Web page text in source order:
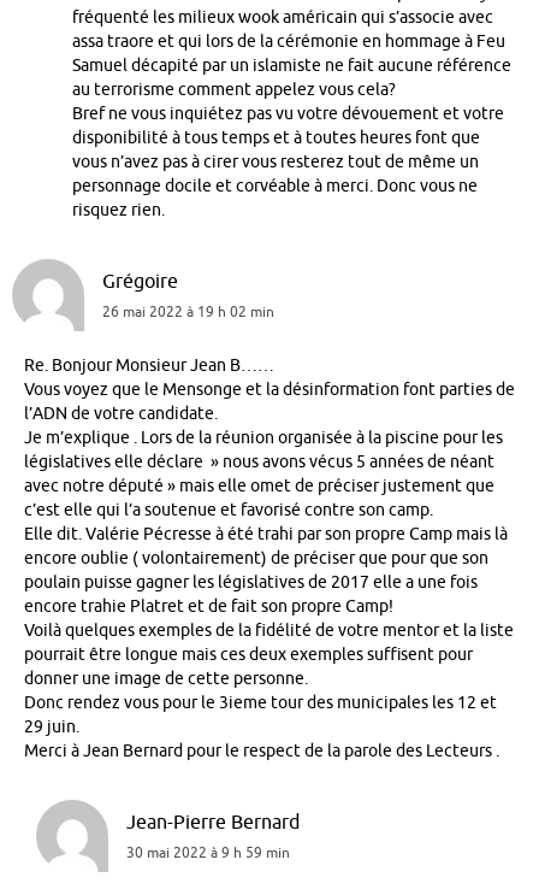
fréquenté les milieux wook américain qui s’associe avec
assa traore et qui lors de la cérémonie en hommage à Feu
Samuel décapité par un islamiste ne fait aucune référence
au terrorisme comment appelez vous cela?
Bref ne vous inquiétez pas vu votre dévouement et votre
disponibilité à tous temps et à toutes heures font que
vous n’avez pas à cirer vous resterez tout de même un
personnage docile et corvéable à merci. Donc vous ne
risquez rien.
Grégoire
26 mai 2022 à 19 h 02 min
Re. Bonjour Monsieur Jean B……
Vous voyez que le Mensonge et la désinformation font parties de
l’ADN de votre candidate.
Je m’explique . Lors de la réunion organisée à la piscine pour les
législatives elle déclare » nous avons vécus 5 années de néant
avec notre député » mais elle omet de préciser justement que
c’est elle qui l’a soutenue et favorisé contre son camp.
Elle dit. Valérie Pécresse à été trahi par son propre Camp mais là
encore oublie ( volontairement) de préciser que pour que son
poulain puisse gagner les législatives de 2017 elle a une fois
encore trahie Platret et de fait son propre Camp!
Voilà quelques exemples de la fidélité de votre mentor et la liste
pourrait être longue mais ces deux exemples suffisent pour
donner une image de cette personne.
Donc rendez vous pour le 3ieme tour des municipales les 12 et
29 juin.
Merci à Jean Bernard pour le respect de la parole des Lecteurs .
Jean-Pierre Bernard
30 mai 2022 à 9 h 59 min